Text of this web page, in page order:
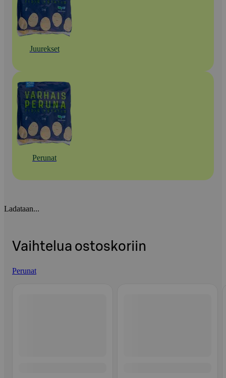
Juurekset
Perunat
Ladataan...
Vaihtelua ostoskoriin
Perunat